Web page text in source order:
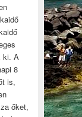
ki. A
8
is,
őket,